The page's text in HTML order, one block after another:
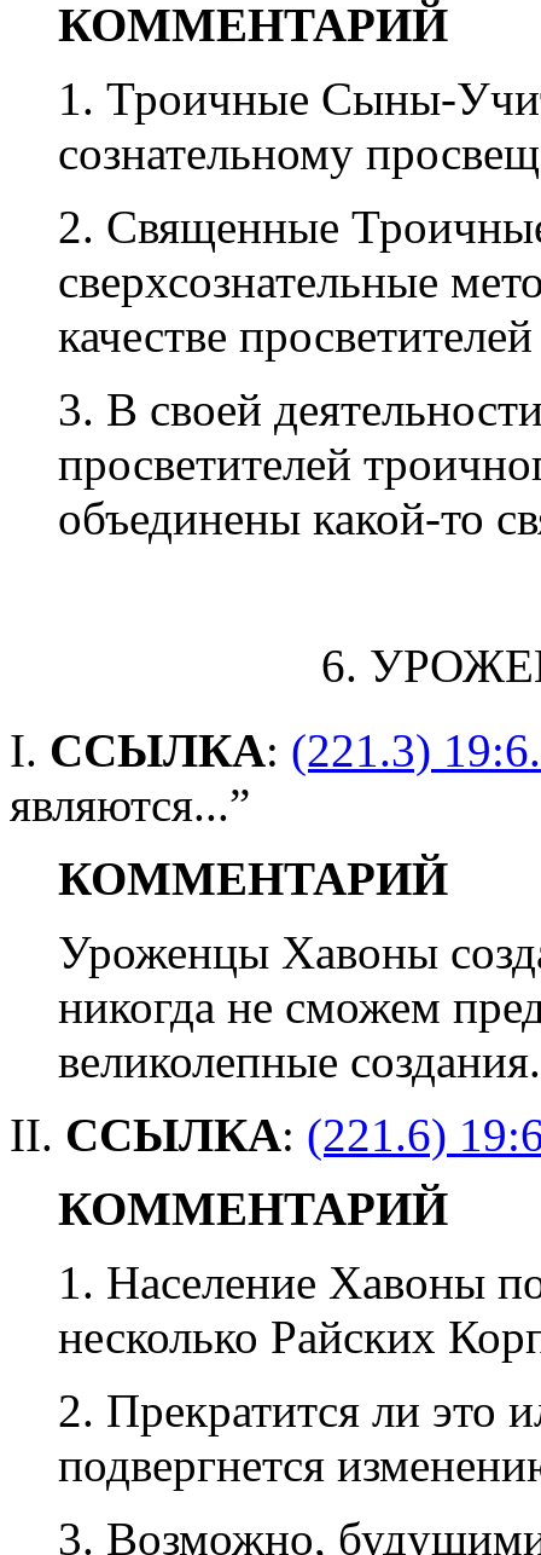
КОММЕНТАРИЙ
1. Троичные Сыны-
сознательному
2. Священные
сверхсознательные
качестве
3. В своей
просветителей
объединены какой-то
6.
I. ССЫЛКА: (221.3)
являются...”
КОММЕНТАРИЙ
Уроженцы Хавоны
никогда не сможем
великолепные создания.
II. ССЫЛКА: (221.6)
КОММЕНТАРИЙ
1. Население Хавоны
несколько Райских
2. Прекратится ли это
подвергнется
3. Возможно,